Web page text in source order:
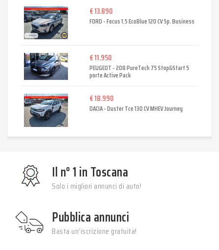
€ 13.890
FORD - Focus 1.5 EcoBlue 120 CV 5p. Business
€ 11.950
PEUGEOT - 208 PureTech 75 Stop&Start 5
porte Active Pack
€ 18.990
DACIA - Duster Tce 130 CV MHEV Journey
Il n° 1 in Toscana
Solo i migliori annunci di auto!
Pubblica annunci
Basta un’iscrizione gratuita!